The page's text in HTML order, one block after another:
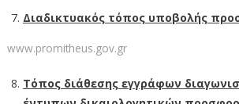
Διαδικτυακός τόπος υποβολής
www.promitheus.gov.gr
Τόπος διάθεσης εγγράφων